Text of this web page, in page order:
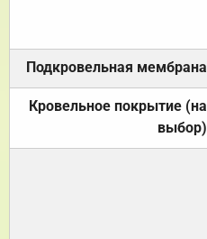
Подкровельная мембрана
Кровельное покрытие (на
выбор)